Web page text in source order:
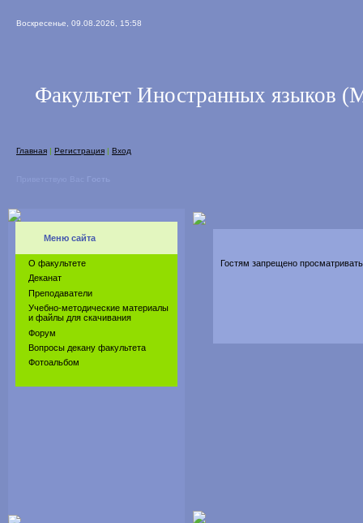
Воскресенье, 09.08.2026, 15:58
Факультет Иностранных языков
Главная | Регистрация | Вход
Меню сайта
О факультете
Деканат
Преподаватели
Учебно-методические материалы
и файлы для скачивания
Форум
Вопросы декану факультета
Фотоальбом
Гостям запрещено